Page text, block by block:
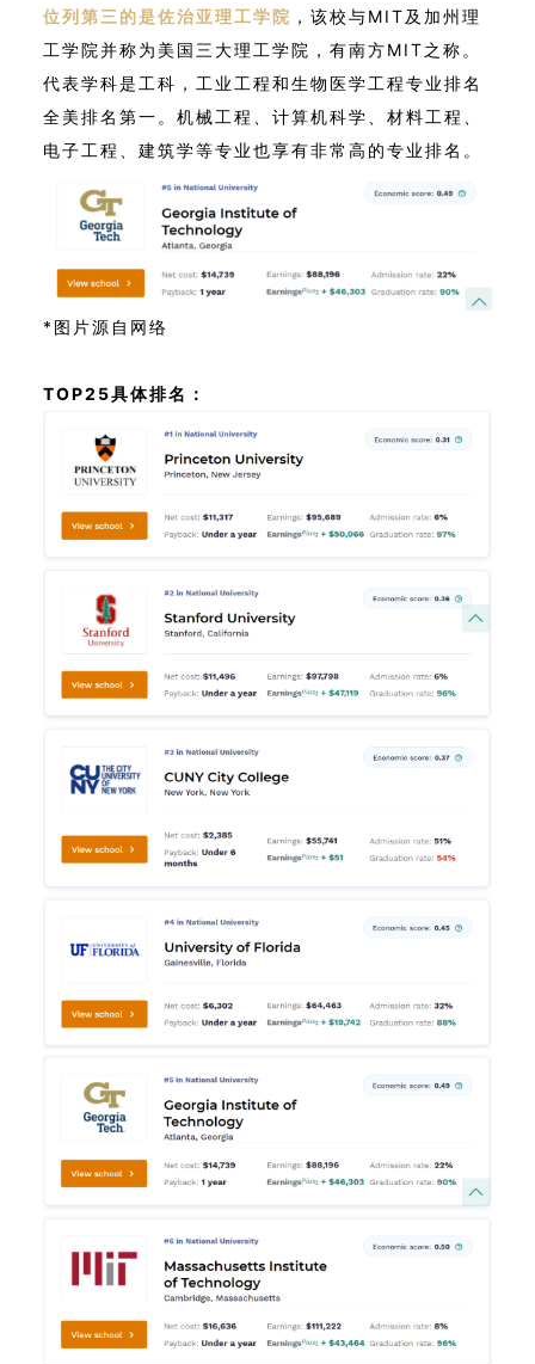
位列第三的是佐治亚理工学院 ，该校与MIT及加州理
工学院并称为美国三大理工学院，有南方MIT之称。
代表学科是工科，工业工程和生物医学工程专业排名
全美排名第一。机械工程、计算机科学、材料工程、
电子工程、建筑学等专业也享有非常高的专业排名。
*图片源自网络
TOP25具体排名：